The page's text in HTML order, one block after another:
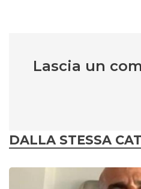
Lascia un
DALLA STESSA